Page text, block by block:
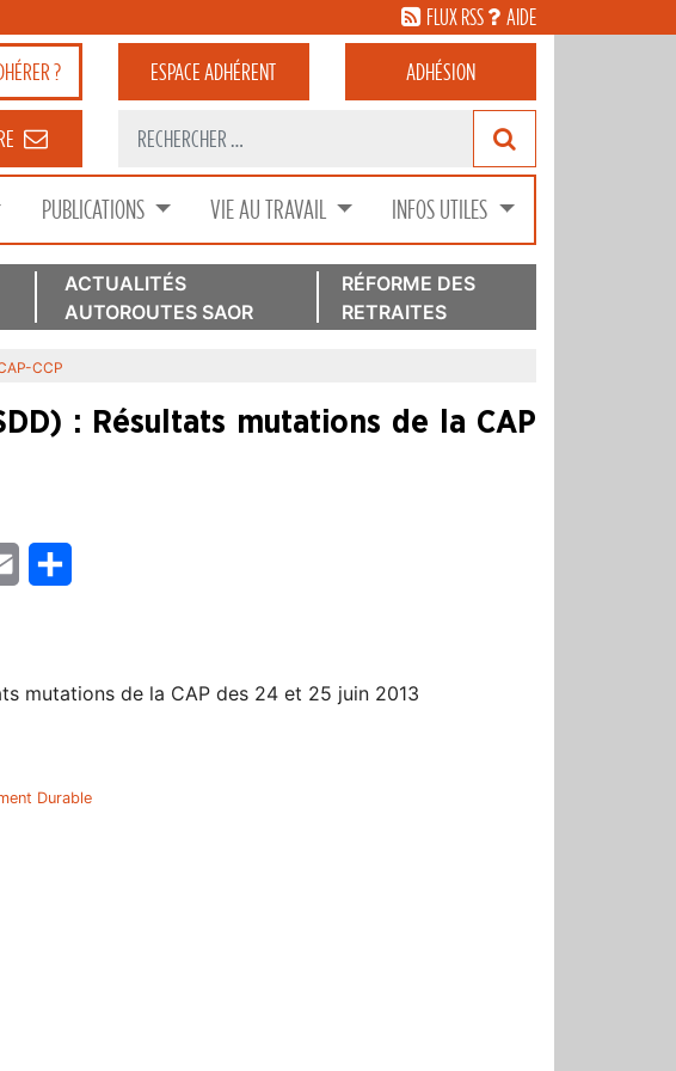
FLUX RSS AIDE
? ESPACEADHÉRENT ADHÉSION
PUBLICATIONS VIE AU TRAVAIL INFOS UTILES
ACTUALITÉS
AUTOROUTES SAOR
RÉFORME DES
RETRAITES
CCP
: Résultats mutations de la CAP
Email
mutations de la CAP des 24 et 25 juin 2013
Durable